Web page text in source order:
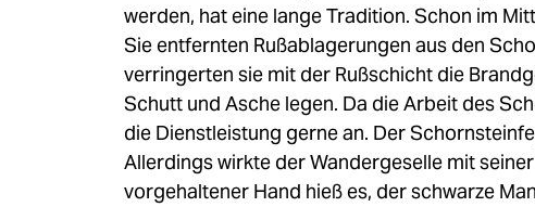
werden, hat eine lange Tradition. Schon im
Sie entfernten Rußablagerungen aus den
verringerten sie mit der Rußschicht die
Schutt und Asche legen. Da die Arbeit des
die Dienstleistung gerne an. Der
Allerdings wirkte der Wandergeselle mit
vorgehaltener Hand hieß es, der schwarze